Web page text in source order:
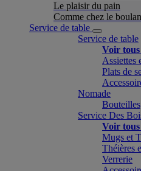
Le plaisir du pain
Comme chez le
Service de table
Service de table
Voir tous
Assiettes
Plats de
Nomade
Service Des
Voir tous
Mugs et
Théières
Verrerie